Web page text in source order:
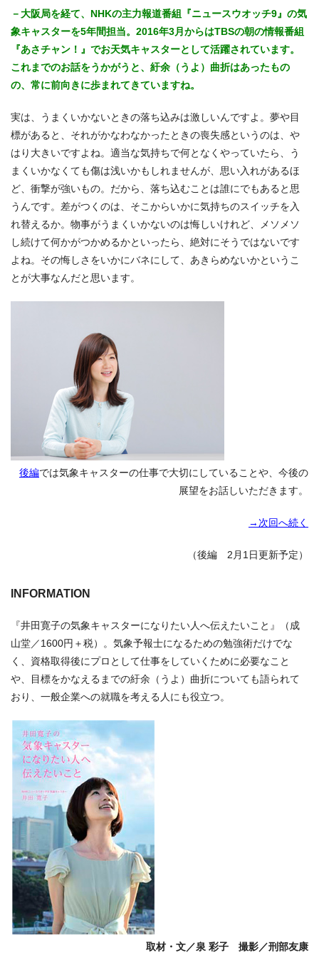
－大阪局を経て、NHKの主力報道番組『ニュースウオッチ9』の気
象キャスターを5年間担当。2016年3月からはTBSの朝の情報番組
『あさチャン！』でお天気キャスターとして活躍されています。
これまでのお話をうかがうと、紆余（うよ）曲折はあったもの
の、常に前向きに歩まれてきていますね。
実は、うまくいかないときの落ち込みは激しいんですよ。夢や目
標があると、それがかなわなかったときの喪失感というのは、や
はり大きいですよね。適当な気持ちで何となくやっていたら、う
まくいかなくても傷は浅いかもしれませんが、思い入れがあるほ
ど、衝撃が強いもの。だから、落ち込むことは誰にでもあると思
うんです。差がつくのは、そこからいかに気持ちのスイッチを入
れ替えるか。物事がうまくいかないのは悔しいけれど、メソメソ
し続けて何かがつかめるかといったら、絶対にそうではないです
よね。その悔しさをいかにバネにして、あきらめないかというこ
とが大事なんだと思います。
後編では気象キャスターの仕事で大切にしていることや、今後の
展望をお話しいただきます。
→次回へ続く
（後編 2月1日更新予定）
INFORMATION
『井田寛子の気象キャスターになりたい人へ伝えたいこと』（成
山堂／1600円＋税）。気象予報士になるための勉強術だけでな
く、資格取得後にプロとして仕事をしていくために必要なこと
や、目標をかなえるまでの紆余（うよ）曲折についても語られて
おり、一般企業への就職を考える人にも役立つ。
取材・文／泉 彩子 撮影／刑部友康